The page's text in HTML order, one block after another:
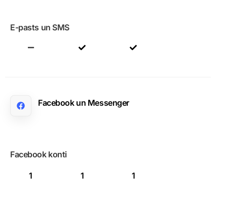
E-pasts un SMS
Facebook un Messenger
Facebook konti
1 1 1